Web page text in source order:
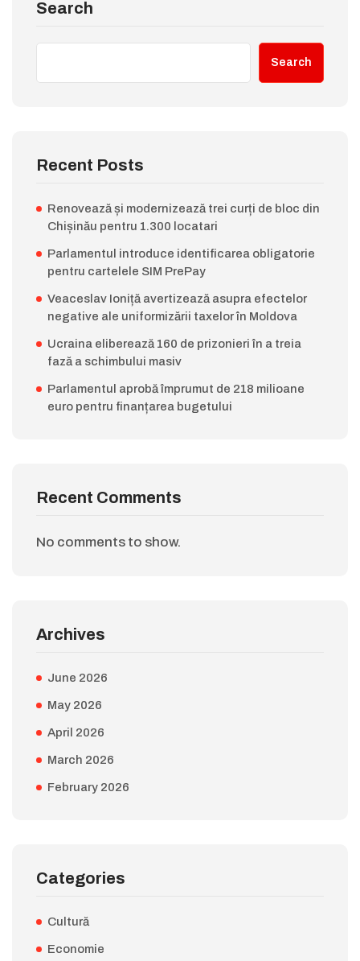
Search
Search
Recent Posts
Renovează și modernizează trei curți de bloc din
Chișinău pentru 1.300 locatari
Parlamentul introduce identificarea obligatorie
pentru cartelele SIM PrePay
Veaceslav Ioniță avertizează asupra efectelor
negative ale uniformizării taxelor în Moldova
Ucraina eliberează 160 de prizonieri în a treia
fază a schimbului masiv
Parlamentul aprobă împrumut de 218 milioane
euro pentru finanțarea bugetului
Recent Comments
No comments to show.
Archives
June 2026
May 2026
April 2026
March 2026
February 2026
Categories
Cultură
Economie